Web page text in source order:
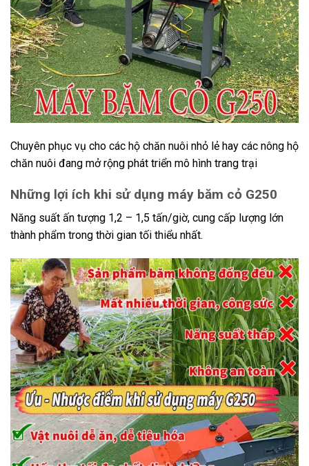
Chuyên phục vụ cho các hộ chăn nuôi nhỏ lẻ hay các nông hộ
chăn nuôi đang mở rộng phát triển mô hình trang trại
Những lợi ích khi sử dụng máy băm cỏ G250
Năng suất ấn tượng 1,2 – 1,5 tấn/giờ, cung cấp lượng lớn
thành phẩm trong thời gian tối thiểu nhất.